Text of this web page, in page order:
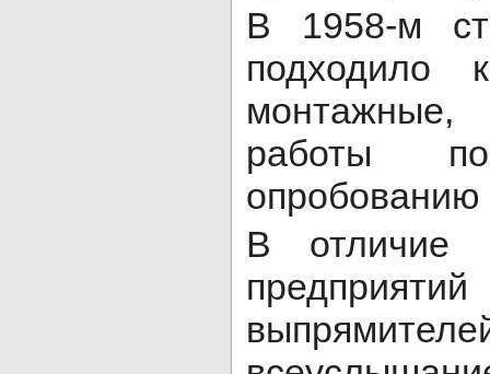
В 1958-м
подходило
монтажные,
работы
опробованию
В отличие